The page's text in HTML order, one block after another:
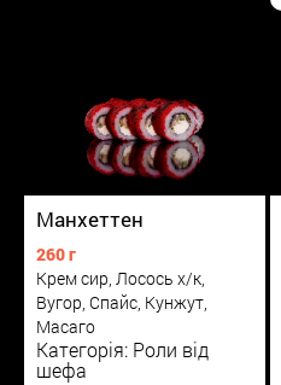
Манхеттен
260 г
Крем сир, Лосось х/к,
Вугор, Спайс, Кунжут,
Масаго
Категорія: Роли від
шефа